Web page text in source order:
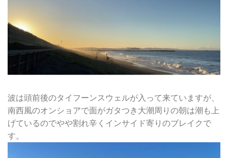
波は頭前後のタイフーンスウェルが入って来ていますが、
南西風のオンショアで面がガタつき大潮周りの朝は潮も上
げているのでやや割れ辛くインサイド寄りのブレイクで
す。